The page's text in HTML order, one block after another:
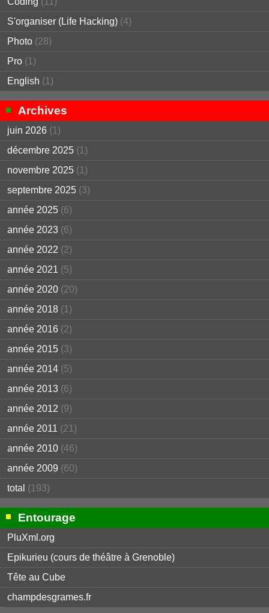
S'organiser (Life Hacking) (4)
Photo (28)
Pro (1)
English (1)
Archives
juin 2026 (1)
décembre 2025 (1)
novembre 2025 (1)
septembre 2025 (3)
année 2025 (6)
année 2023 (6)
année 2022 (2)
année 2021 (5)
année 2020 (20)
année 2018 (1)
année 2016 (2)
année 2015 (3)
année 2014 (5)
année 2013 (6)
année 2012 (9)
année 2011 (21)
année 2010 (46)
année 2009 (60)
total (193)
Entourage
PluXml.org
Epikurieu (cours de théâtre à Grenoble)
Tête au Cube
champdesgrames.fr